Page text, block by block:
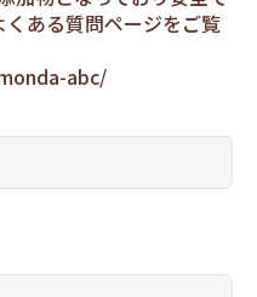
ある質問ページをご覧
abc/